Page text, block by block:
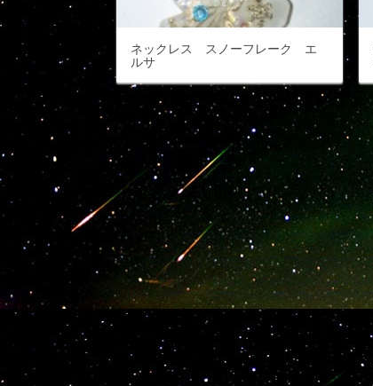
ネックレス スノーフレーク エ
ルサ